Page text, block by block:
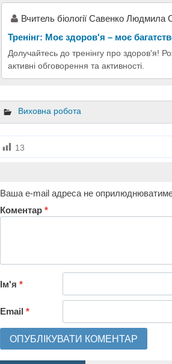
Вчитель біології Савенко Людмила
Тренінг: Моє здоров'я – моє
Долучайтесь до тренінгу про здоров'я!
активні обговорення та активності.
Виховна робота
13
Ваша e-mail адреса не
Коментар *
Ім'я *
Email *